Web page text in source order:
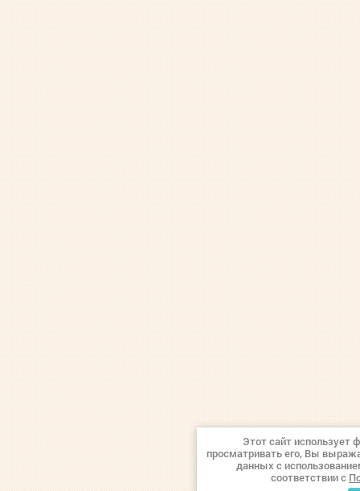
Этот сайт
просматривать его, Вы
данных с
соответствии с